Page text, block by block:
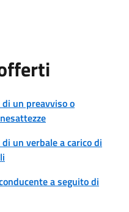
un preavviso o
un verbale a carico di
a seguito di